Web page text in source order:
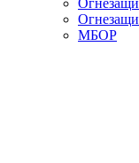
МБОР